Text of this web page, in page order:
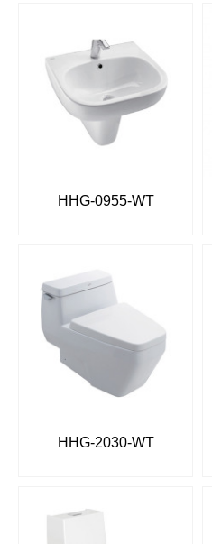
HHG-0955-WT
HHG-2030-WT